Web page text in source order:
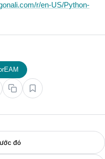
r/en-US/Python-
đó